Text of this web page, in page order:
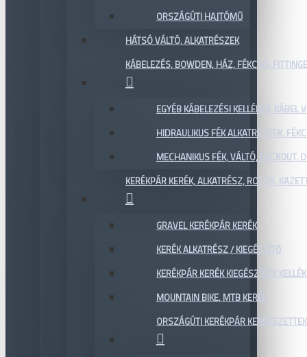
ORSZÁGÚTI HAJTÓMŰ
HÁTSÓ VÁLTÓ, ALKATRÉSZEK
KÁBELEZÉS, BOWDEN, HÁZ, FÉKCSŐ,
EGYÉB KÁBELEZÉSI KELLÉKEK,
HIDRAULIKUS FÉK ALKATRÉSZEK,
MECHANIKUS FÉK, VÁLTÓ, LOCKOUT,
KERÉKPÁR KERÉK, ALKATRÉSZ, ROTOR,
GRAVEL KERÉKPÁR KERÉK
KERÉK ALKATRÉSZ / KIEGÉSZÍTŐ
KERÉKPÁR KERÉK KIEGÉSZÍTŐK
MOUNTAIN BIKE, MTB KERÉK
ORSZÁGÚTI KERÉKPÁR KERÉKSZETTEK